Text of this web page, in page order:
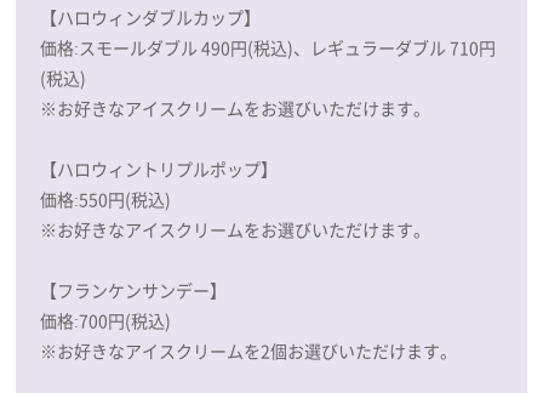
【ハロウィンダブルカップ】
価格:スモールダブル 490円(税込)、レギュラーダブル 710円
(税込)
※お好きなアイスクリームをお選びいただけます。
【ハロウィントリプルポップ】
価格:550円(税込)
※お好きなアイスクリームをお選びいただけます。
【フランケンサンデー】
価格:700円(税込)
※お好きなアイスクリームを2個お選びいただけます。